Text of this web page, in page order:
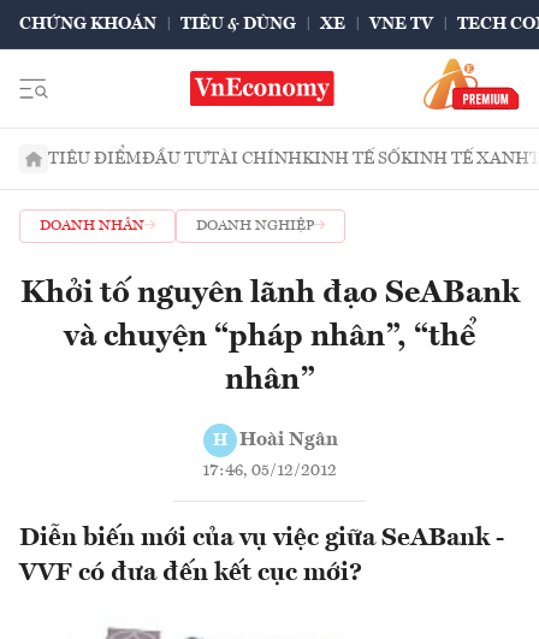
CHỨNG KHOÁN TIÊU & DÙNG XE VNE TV TECH
TIÊU ĐIỂMĐẦU TƯTÀI CHÍNHKINH TẾ SỐKINH TẾ XANH
DOANH NHÂN DOANH NGHIỆP
Khởi tố nguyên lãnh đạo SeABank
và chuyện “pháp nhân”, “thể
nhân”
H Hoài Ngân
17:46, 05/12/2012
Diễn biến mới của vụ việc giữa SeABank -
VVF có đưa đến kết cục mới?